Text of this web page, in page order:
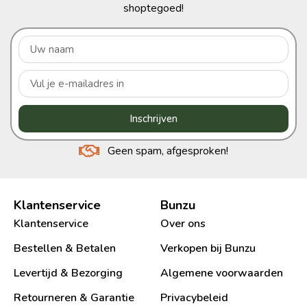
shoptegoed!
Inschrijven
Geen spam, afgesproken!
Klantenservice
Klantenservice
Bestellen & Betalen
Levertijd & Bezorging
Retourneren & Garantie
Bunzu
Over ons
Verkopen bij Bunzu
Algemene voorwaarden
Privacybeleid